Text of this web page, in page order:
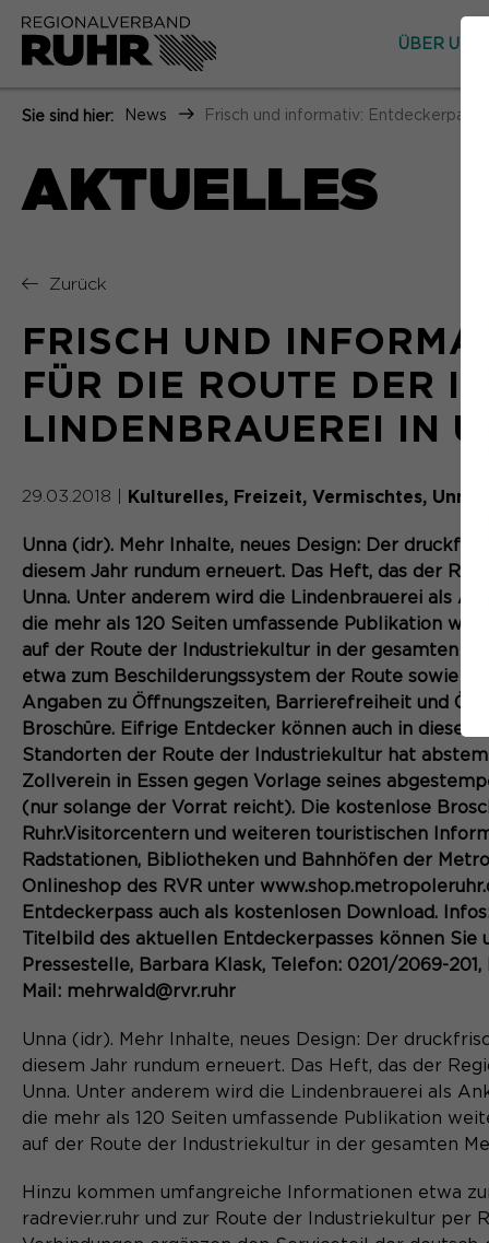
ÜBER UNS
Sie sind hier: News Frisch und informativ: Entdeckerpass
AKTUELLES
Zurück
FRISCH UND
FÜR DIE ROUTE DER
LINDENBRAUEREI IN
29.03.2018 Kulturelles Freizeit Vermischtes Unna
Unna (idr). Mehr Inhalte, neues Design: Der
diesem Jahr rundum erneuert. Das Heft, das der
Unna. Unter anderem wird die Lindenbrauerei als
die mehr als 120 Seiten umfassende Publikation
auf der Route der Industriekultur in der gesamten
etwa zum Beschilderungssystem der Route sowie
Angaben zu Öffnungszeiten, Barrierefreiheit und
Broschüre. Eifrige Entdecker können auch in
Standorten der Route der Industriekultur hat
Zollverein in Essen gegen Vorlage seines
(nur solange der Vorrat reicht). Die kostenlose
Ruhr.Visitorcentern und weiteren touristischen
Radstationen, Bibliotheken und Bahnhöfen der
Onlineshop des RVR unter
Entdeckerpass auch als kostenlosen Download.
Titelbild des aktuellen Entdeckerpasses können
Pressestelle, Barbara Klask, Telefon: 0201/2069-
Mail: mehrwald@rvr.ruhr
Unna (idr). Mehr Inhalte, neues Design: Der
diesem Jahr rundum erneuert. Das Heft, das der
Unna. Unter anderem wird die Lindenbrauerei als
die mehr als 120 Seiten umfassende Publikation
auf der Route der Industriekultur in der gesamten
Hinzu kommen umfangreiche Informationen etwa
radrevier.ruhr und zur Route der Industriekultur per